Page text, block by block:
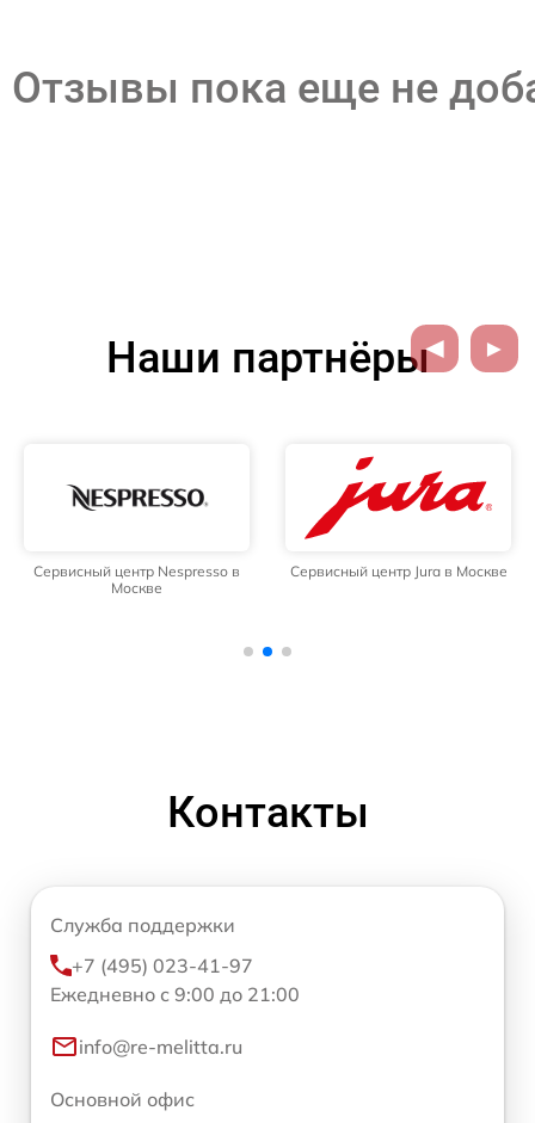
Отзывы пока еще не
Наши партнёры
Сервисный центр Nespresso в
Москве
Сервисный центр Jura в Москве
Контакты
Служба поддержки
+7 (495) 023-41-97
Ежедневно с 9:00 до 21:00
info@re-melitta.ru
Основной офис